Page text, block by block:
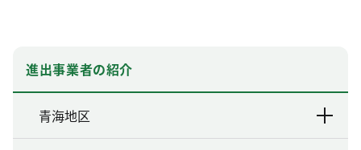
進出事業者の紹介
青海地区